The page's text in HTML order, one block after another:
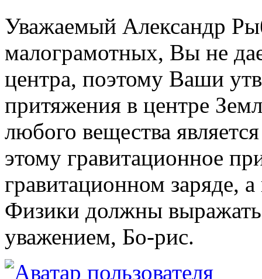
Уважаемый Александр
малограмотных, Вы не
центра, поэтому Ваши
притяжения в центре
любого вещества
этому гравитационное
гравитационном заряде,
Физики должны
уважением, Бо-рис.